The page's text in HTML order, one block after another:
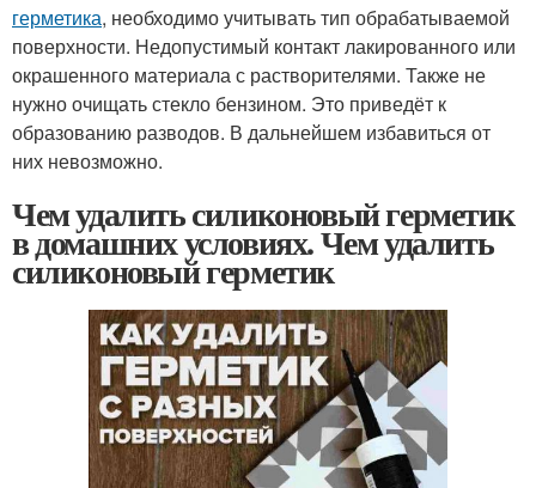
герметика, необходимо учитывать тип обрабатываемой
поверхности. Недопустимый контакт лакированного или
окрашенного материала с растворителями. Также не
нужно очищать стекло бензином. Это приведёт к
образованию разводов. В дальнейшем избавиться от
них невозможно.
Чем удалить силиконовый герметик
в домашних условиях. Чем удалить
силиконовый герметик